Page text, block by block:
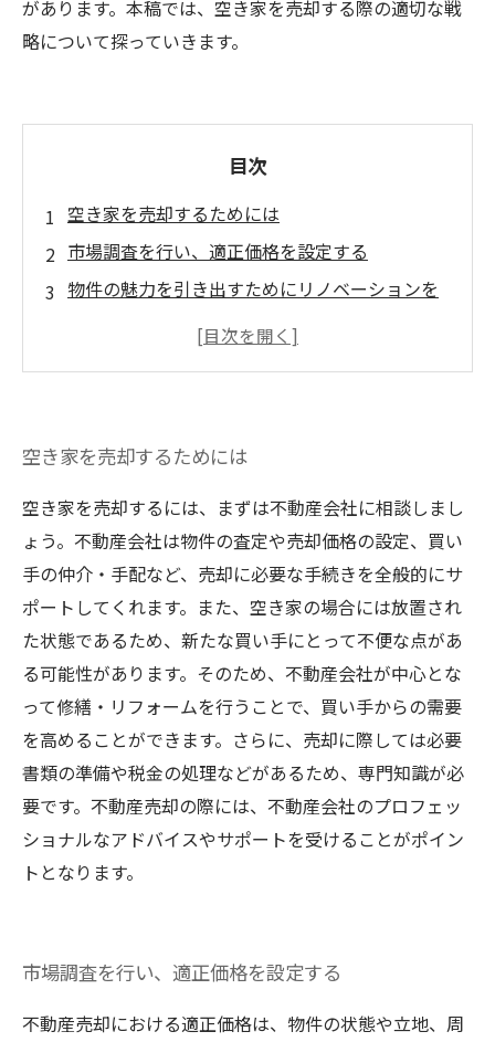
があります。本稿では、空き家を売却する際の適切な戦
略について探っていきます。
目次
空き家を売却するためには
市場調査を行い、適正価格を設定する
物件の魅力を引き出すためにリノベーションを
グ手法とは
空き家を売却するためには
空き家を売却するには、まずは不動産会社に相談しまし
ょう。不動産会社は物件の査定や売却価格の設定、買い
手の仲介・手配など、売却に必要な手続きを全般的にサ
ポートしてくれます。また、空き家の場合には放置され
た状態であるため、新たな買い手にとって不便な点があ
る可能性があります。そのため、不動産会社が中心とな
って修繕・リフォームを行うことで、買い手からの需要
を高めることができます。さらに、売却に際しては必要
書類の準備や税金の処理などがあるため、専門知識が必
要です。不動産売却の際には、不動産会社のプロフェッ
ショナルなアドバイスやサポートを受けることがポイン
トとなります。
市場調査を行い、適正価格を設定する
不動産売却における適正価格は、物件の状態や立地、周